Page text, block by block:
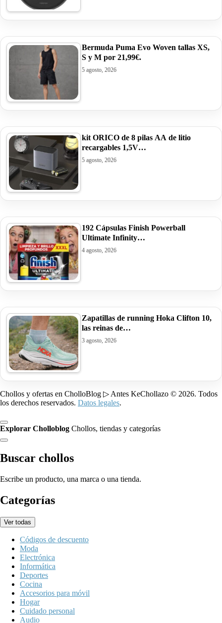
Bermuda Puma Evo Woven tallas XS,
S y M por 21,99€.
5 agosto, 2026
kit ORICO de 8 pilas AA de litio
recargables 1,5V…
5 agosto, 2026
192 Cápsulas Finish Powerball
Ultimate Infinity…
4 agosto, 2026
Zapatillas de running Hoka Clifton 10,
las reinas de…
3 agosto, 2026
Chollos y ofertas en CholloBlog ▷ Antes KeChollazo © 2026. Todos
los derechos reservados. Datos legales.
Explorar Cholloblog Chollos, tiendas y categorías
Buscar chollos
Escribe un producto, una marca o una tienda.
Categorías
Ver todas
Códigos de descuento
Moda
Electrónica
Informática
Deportes
Cocina
Accesorios para móvil
Hogar
Cuidado personal
Audio